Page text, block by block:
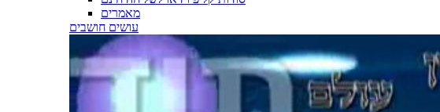
מאמרים
עושים חושבים